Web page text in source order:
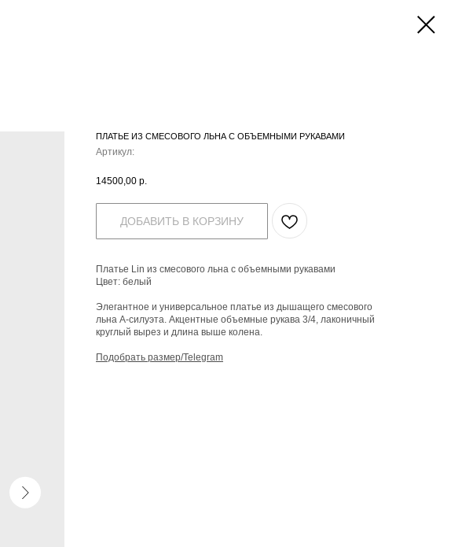
ПЛАТЬЕ ИЗ СМЕСОВОГО ЛЬНА С ОБЪЕМНЫМИ РУКАВАМИ
Артикул:
14500,00 р.
ДОБАВИТЬ В КОРЗИНУ
Платье Lin из смесового льна с объемными рукавами
Цвет: белый
Элегантное и универсальное платье из дышащего смесового
льна А-силуэта. Акцентные объемные рукава 3/4, лаконичный
круглый вырез и длина выше колена.
Подобрать размер/Telegram